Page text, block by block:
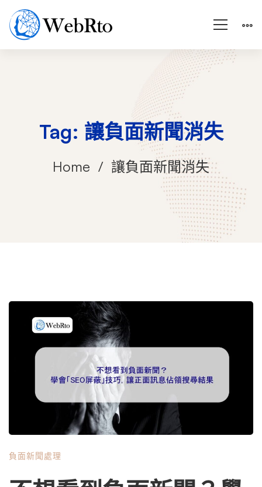
Tag: 讓負面新聞消失
Home 讓負面新聞消失
負面新聞處理